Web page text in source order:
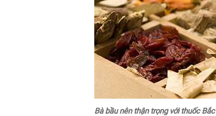
Bà bầu nên thận trọng với thuốc Bắc